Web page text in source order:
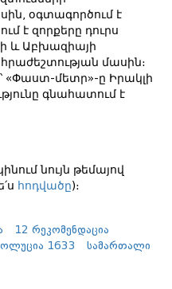
օգտագործում է
է զորքերը դուրս
և Աբխազիայի
մասին։
«Փաստ-մետր»-ը Իրակլի
գնահատում է
նույն թեմայով
հոդվածը)։
12 რეკომენდაცია
1633
სამართალი